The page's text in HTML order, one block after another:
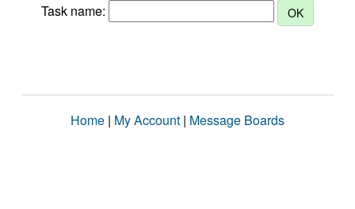
Task name:
Home | My Account | Message Boards